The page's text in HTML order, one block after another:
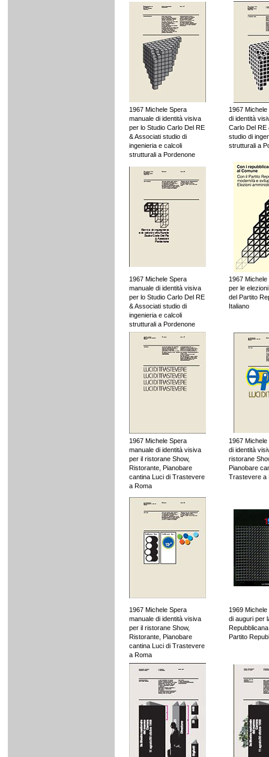
1967 Michele Spera
manuale di identità visiva
per lo Studio Carlo Del RE
& Associati studio di
ingenieria e calcoli
strutturali a Pordenone
1967
di identità
Carlo Del RE
studio di
strutturali a
1967 Michele Spera
manuale di identità visiva
per lo Studio Carlo Del RE
& Associati studio di
ingenieria e calcoli
strutturali a Pordenone
1967
per le
del Partito
Italiano
1967 Michele Spera
manuale di identità visiva
per il ristorane Show,
Ristorante, Pianobare
cantina Luci di Trastevere
a Roma
1967
di identità
ristorane
Pianobare
Trastevere a
1967 Michele Spera
manuale di identità visiva
per il ristorane Show,
Ristorante, Pianobare
cantina Luci di Trastevere
a Roma
1969
di auguri per
Partito